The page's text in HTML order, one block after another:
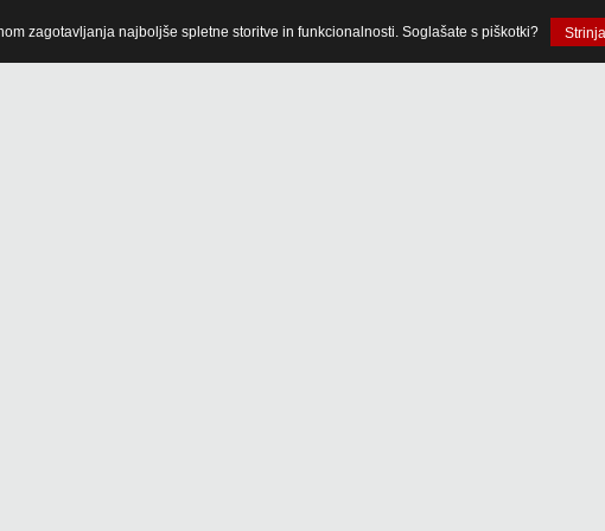
zagotavljanja najboljše spletne storitve in funkcionalnosti. Soglašate s piškotki?